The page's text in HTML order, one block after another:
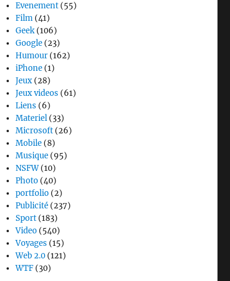
Evenement (55)
Film (41)
Geek (106)
Google (23)
Humour (162)
iPhone (1)
Jeux (28)
Jeux videos (61)
Liens (6)
Materiel (33)
Microsoft (26)
Mobile (8)
Musique (95)
NSFW(10)
Photo (40)
portfolio (2)
Publicité (237)
Sport (183)
Video (540)
Voyages (15)
Web 2.0 (121)
WTF (30)